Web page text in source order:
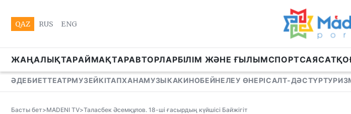
QAZ RUS ENG
ЖАҢАЛЫҚТАРАЙМАҚТАРАВТОРЛАРБІЛІМ ЖӘНЕ ҒЫЛЫМСПОРТСАЯСАТ
ӘДЕБИЕТТЕАТРМУЗЕЙКІТАПХАНАМУЗЫКАКИНОБЕЙНЕЛЕУ ӨНЕРІСАЛТ-ДӘСТҮР
Басты бет>MADENI TV>Таласбек Әсемқұлов. 18-ші ғасырдың күйшісі Байжігіт